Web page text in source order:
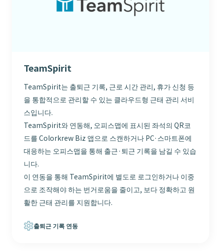
TeamSpirit
TeamSpirit는 출퇴근 기록, 근로 시간 관리, 휴가 신청 등
을 통합적으로 관리할 수 있는 클라우드형 근태 관리 서비
스입니다.
TeamSpirit와 연동해, 오피스맵에 표시된 좌석의 QR코
드를 Colorkrew Biz 앱으로 스캔하거나 PC·스마트폰에
대응하는 오피스맵을 통해 출근·퇴근 기록을 남길 수 있습
니다.
이 연동을 통해 TeamSpirit에 별도로 로그인하거나 이중
으로 조작해야 하는 번거로움을 줄이고, 보다 정확하고 원
활한 근태 관리를 지원합니다.
출퇴근 기록 연동